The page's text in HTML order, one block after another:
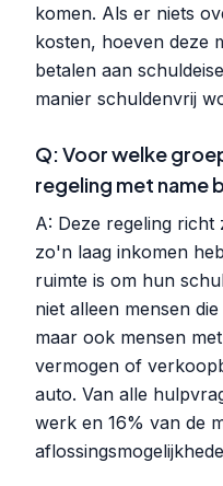
komen. Als er niets
kosten, hoeven deze
betalen aan
manier schuldenvrij
Q: Voor welke
regeling met name
A: Deze regeling
zo'n laag inkomen
ruimte is om hun
niet alleen mensen
maar ook mensen
vermogen of
auto. Van alle
werk en 16% van de